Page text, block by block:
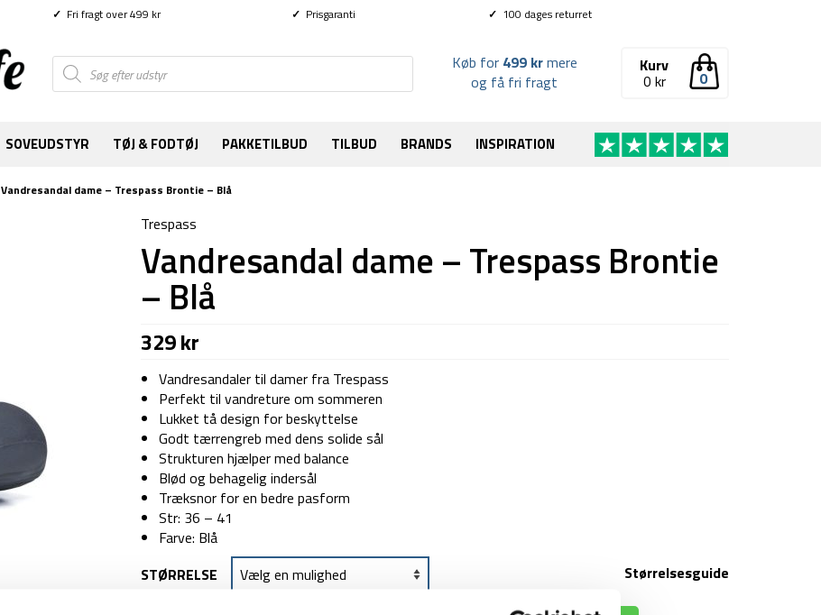
✓ Fri fragt over 499 kr ✓ Prisgaranti ✓ 100 dages returret
Products
search 0
Kurv
0 kr
Køb for 499 krmere
og få fri fragt
SOVEUDSTYR TØJ & FODTØJ PAKKETILBUD TILBUD BRANDS INSPIRATION
Vandresandal dame – Trespass Brontie – Blå
Trespass
Vandresandal dame – Trespass Brontie
– Blå
329kr
Vandresandaler til damer fra Trespass
Perfekt til vandreture om sommeren
Lukket tå design for beskyttelse
Godt tærrengreb med dens solide sål
Strukturen hjælper med balance
Blød og behagelig indersål
Træksnor for en bedre pasform
Str: 36 – 41
Farve: Blå
Størrelsesguide
STØRRELSE